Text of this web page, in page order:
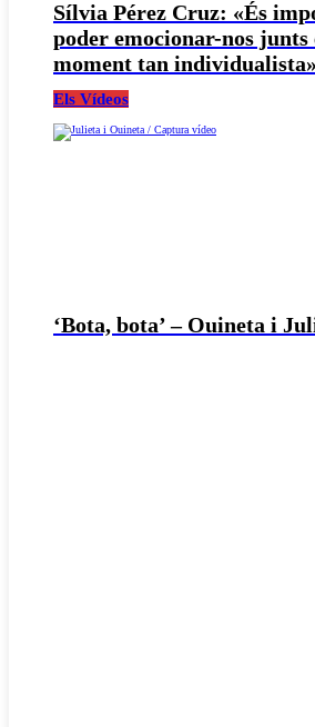
Sílvia Pérez Cruz: «És
poder emocionar-nos junts
moment tan individualista»
Els Vídeos
‘Bota, bota’ – Ouineta i